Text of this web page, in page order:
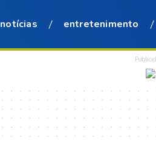
notícias entretenimento